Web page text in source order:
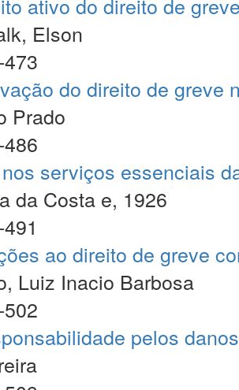
Elson
do direito de greve
Prado
serviços essenciais
da Costa e, 1926
ao direito de greve
Luiz Inacio Barbosa
pelos